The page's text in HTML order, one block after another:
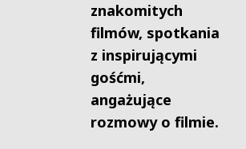
znakomitych
filmów, spotkania
z inspirującymi
gośćmi,
angażujące
rozmowy o filmie.